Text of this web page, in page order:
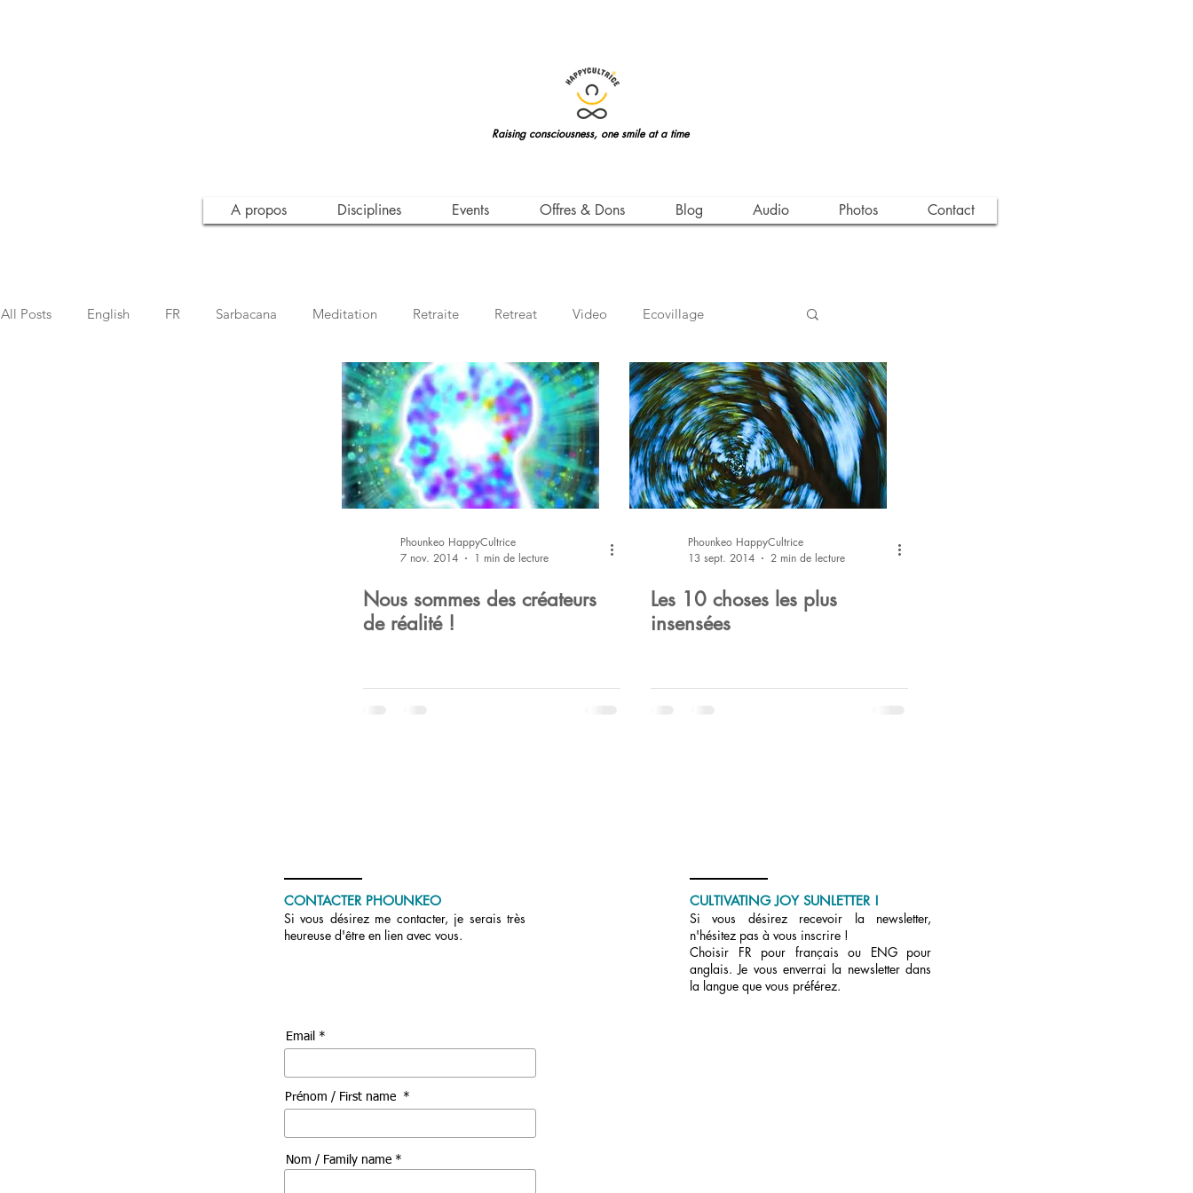
Raising consciousness, one smile at a time
All Posts English FR Sarbacana Meditation Retraite Retreat Video Ecovillage
Leçon de Vie Life Teachings Qigong
Citation Quote Pratique Respiration Voyage
Phounkeo HappyCultrice
7 nov. 2014
1 min de lecture
Nous sommes des créateurs
de réalité !
Phounkeo HappyCultrice
13 sept. 2014
2 min de lecture
Les 10 choses les plus
insensées
A propos Disciplines Events Offres & Dons Blog Audio Photos Contact
CONTACTER PHOUNKEO
Si vous désirez me contacter, je serais très
heureuse d'être en lien avec vous.
Email *
Prénom / First name *
Nom / Family name *
CULTIVATING JOY SUNLETTER !
Si vous désirez recevoir la newsletter,
n'hésitez pas à vous inscrire !
Choisir FR pour français ou ENG pour
anglais. Je vous enverrai la newsletter dans
la langue que vous préférez.